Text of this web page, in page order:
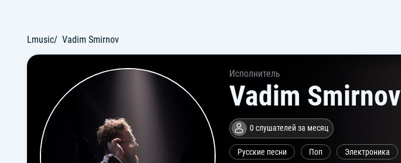
Lmusic Vadim Smirnov
Исполнитель
Vadim Smirnov
0 слушателей за месяц
Русские песни Поп Электроника